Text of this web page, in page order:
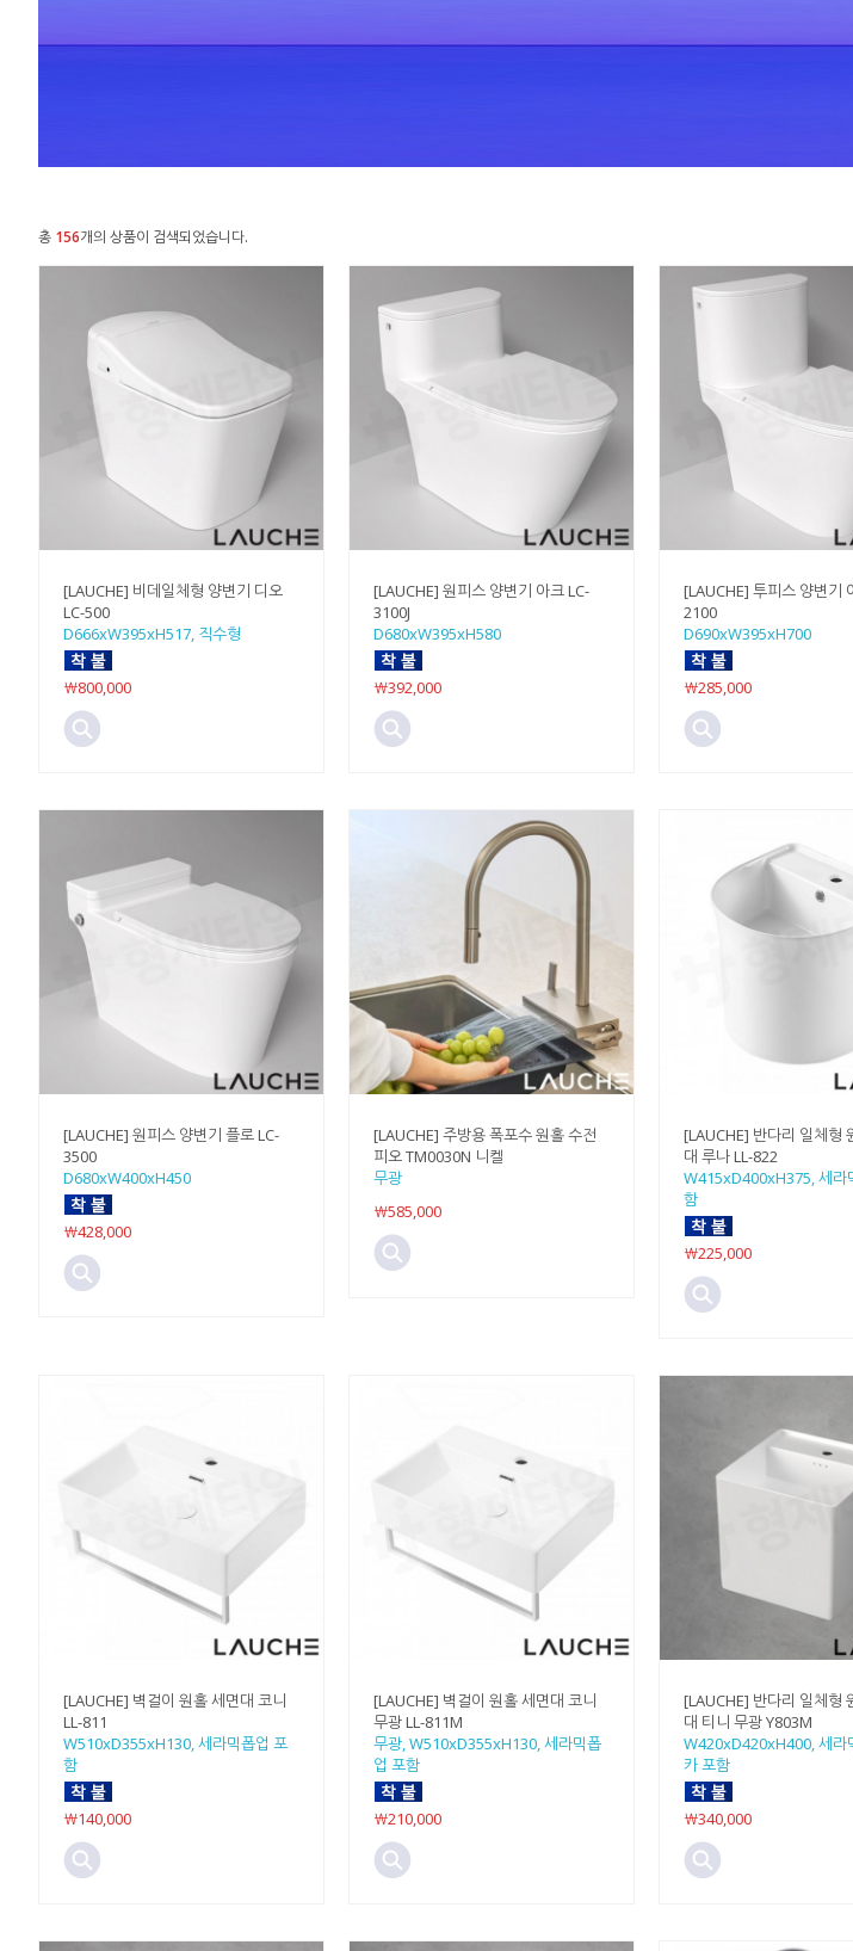
총 156개의 상품이 검색되었습니다.
[LAUCHE] 비데일체형 양변기 디오
LC-500
D666xW395xH517, 직수형
￦800,000
[LAUCHE] 원피스 양변기 아크 LC-
3100J
D680xW395xH580
￦392,000
[LAUCHE] 투피스 양변기
2100
D690xW395xH700
￦285,000
[LAUCHE] 원피스 양변기 플로 LC-
3500
D680xW400xH450
￦428,000
[LAUCHE] 주방용 폭포수 원홀 수전
피오 TM0030N 니켈
무광
￦585,000
[LAUCHE] 반다리 일체형
대 루나 LL-822
W415xD400xH375, 세라
함
￦225,000
[LAUCHE] 벽걸이 원홀 세면대 코니
LL-811
W510xD355xH130, 세라믹폽업 포
함
￦140,000
[LAUCHE] 벽걸이 원홀 세면대 코니
무광 LL-811M
무광, W510xD355xH130, 세라믹폽
업 포함
￦210,000
[LAUCHE] 반다리 일체형
대 티니 무광 Y803M
W420xD420xH400, 세라
카 포함
￦340,000